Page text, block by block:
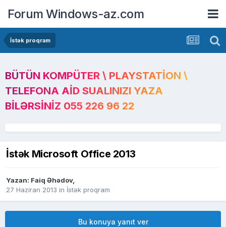
Forum Windows-az.com
İstək proqram
BÜTÜN KOMPÜTER \ PLAYSTATION \
TELEFONA AID SUALINIZI YAZA
BILƏRSINIZ 055 226 96 22
İstək Microsoft Office 2013
Yazan: Faiq Əhədov,
27 Haziran 2013 in İstək proqram
Bu konuya yanıt ver